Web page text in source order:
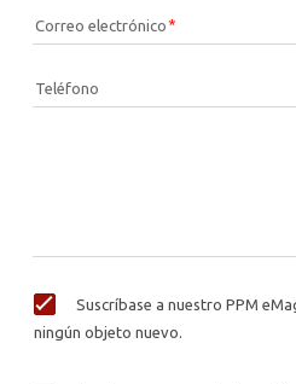
Correo electrónico
Teléfono
Suscríbase a nuestro PPM
ningún objeto nuevo.